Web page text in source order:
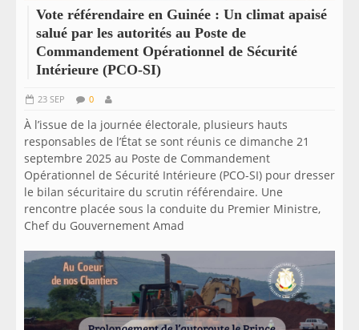
Vote référendaire en Guinée : Un climat apaisé
salué par les autorités au Poste de
Commandement Opérationnel de Sécurité
Intérieure (PCO-SI)
23 SEP 0
À l’issue de la journée électorale, plusieurs hauts
responsables de l’État se sont réunis ce dimanche 21
septembre 2025 au Poste de Commandement
Opérationnel de Sécurité Intérieure (PCO-SI) pour dresser
le bilan sécuritaire du scrutin référendaire. Une
rencontre placée sous la conduite du Premier Ministre,
Chef du Gouvernement Amad